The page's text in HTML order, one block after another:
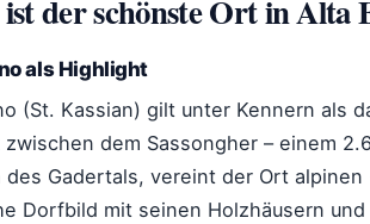
der schönste Ort in Alta
als Highlight
(St. Kassian) gilt unter Kennern als
dem Sassongher – einem
des Gadertals, vereint der Ort
Dorfbild mit seinen Holzhäusern